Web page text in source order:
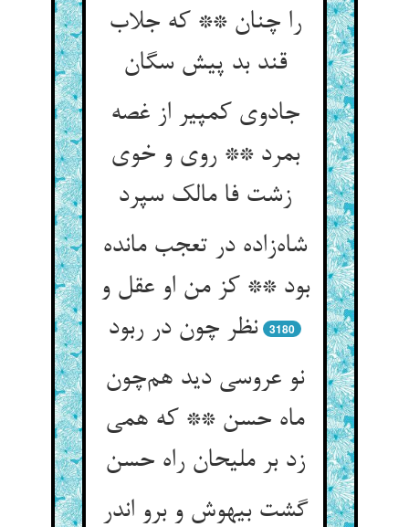
را چنان ** که جلاب
قند بد پیش سگان
جادوی کمپیر از غصه
بمرد ** روی و خوی
زشت فا مالک سپرد
شاه‌زاده در تعجب مانده
بود ** کز من او عقل و
نظر چون در ربود
3180
نو عروسی دید هم‌چون
ماه حسن ** که همی
زد بر ملیحان راه حسن
گشت بیهوش و برو اندر